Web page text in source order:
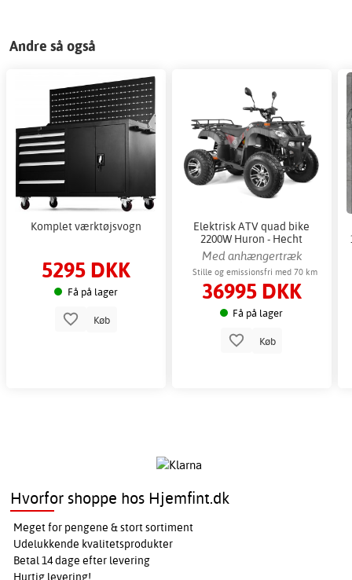
Andre så også
Komplet værktøjsvogn
5295 DKK
Få på lager
Køb
Elektrisk ATV quad bike
2200W Huron - Hecht
elektrisk klasse 1
Med anhængertræk
Stille og emissionsfri med 70 km
rækkevidde
36995 DKK
Få på lager
Køb
Hvorfor shoppe hos Hjemfint.dk
Meget for pengene & stort sortiment
Udelukkende kvalitetsprodukter
Betal 14 dage efter levering
Hurtig levering!